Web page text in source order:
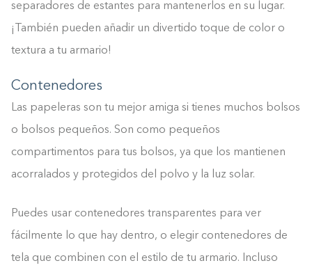
separadores de estantes para mantenerlos en su lugar.
¡También pueden añadir un divertido toque de color o
textura a tu armario!
Contenedores
Las papeleras son tu mejor amiga si tienes muchos bolsos
o bolsos pequeños. Son como pequeños
compartimentos para tus bolsos, ya que los mantienen
acorralados y protegidos del polvo y la luz solar.
Puedes usar contenedores transparentes para ver
fácilmente lo que hay dentro, o elegir contenedores de
tela que combinen con el estilo de tu armario. Incluso